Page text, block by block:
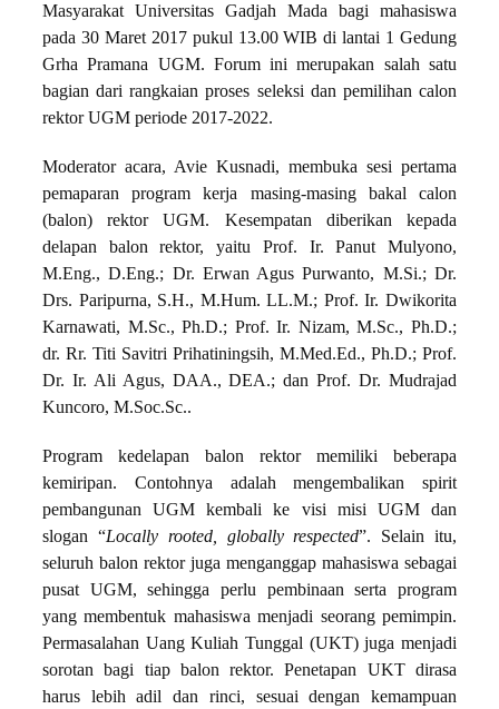
Masyarakat Universitas Gadjah Mada bagi mahasiswa
pada 30 Maret 2017 pukul 13.00 WIB di lantai 1 Gedung
Grha Pramana UGM. Forum ini merupakan salah satu
bagian dari rangkaian proses seleksi dan pemilihan calon
rektor UGM periode 2017-2022.
Moderator acara, Avie Kusnadi, membuka sesi pertama
pemaparan program kerja masing-masing bakal calon
(balon) rektor UGM. Kesempatan diberikan kepada
delapan balon rektor, yaitu Prof. Ir. Panut Mulyono,
M.Eng., D.Eng.; Dr. Erwan Agus Purwanto, M.Si.; Dr.
Drs. Paripurna, S.H., M.Hum. LL.M.; Prof. Ir. Dwikorita
Karnawati, M.Sc., Ph.D.; Prof. Ir. Nizam, M.Sc., Ph.D.;
dr. Rr. Titi Savitri Prihatiningsih, M.Med.Ed., Ph.D.; Prof.
Dr. Ir. Ali Agus, DAA., DEA.; dan Prof. Dr. Mudrajad
Kuncoro, M.Soc.Sc..
Program kedelapan balon rektor memiliki beberapa
kemiripan. Contohnya adalah mengembalikan spirit
pembangunan UGM kembali ke visi misi UGM dan
slogan “Locally rooted, globally respected”. Selain itu,
seluruh balon rektor juga menganggap mahasiswa sebagai
pusat UGM, sehingga perlu pembinaan serta program
yang membentuk mahasiswa menjadi seorang pemimpin.
Permasalahan Uang Kuliah Tunggal (UKT) juga menjadi
sorotan bagi tiap balon rektor. Penetapan UKT dirasa
harus lebih adil dan rinci, sesuai dengan kemampuan